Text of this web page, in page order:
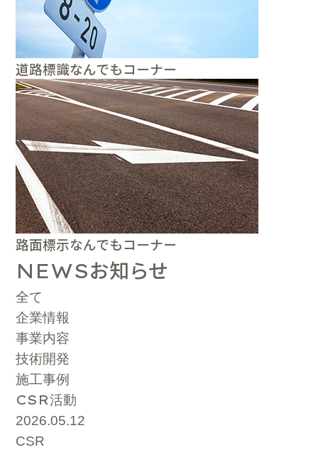
道路標識なんでもコーナー
路面標示なんでもコーナー
NEWSお知らせ
全て
企業情報
事業内容
技術開発
施工事例
CSR活動
2026.05.12
CSR